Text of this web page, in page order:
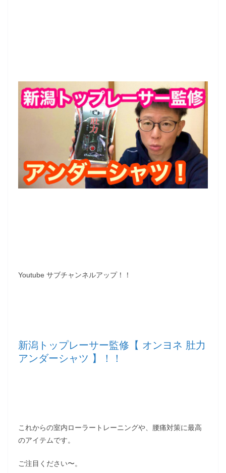
Youtube サブチャンネルアップ！！
新潟トップレーサー監修【 オンヨネ 肚力
アンダーシャツ 】！！
これからの室内ローラートレーニングや、腰痛対策に最高
のアイテムです。
ご注目ください〜。